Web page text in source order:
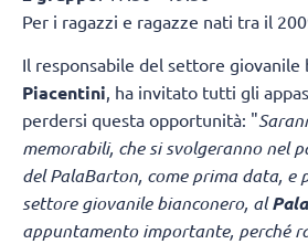
Per i ragazzi e ragazze nati tra il
Il responsabile del settore giovanile
Piacentini , ha invitato tutti gli
perdersi questa opportunità: "
memorabili, che si svolgeranno nel
del PalaBarton, come prima data, e
settore giovanile bianconero, al
appuntamento importante, perché